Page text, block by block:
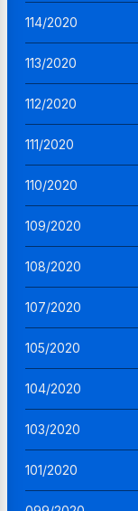
114/2020
113/2020
112/2020
111/2020
110/2020
109/2020
108/2020
107/2020
105/2020
104/2020
103/2020
101/2020